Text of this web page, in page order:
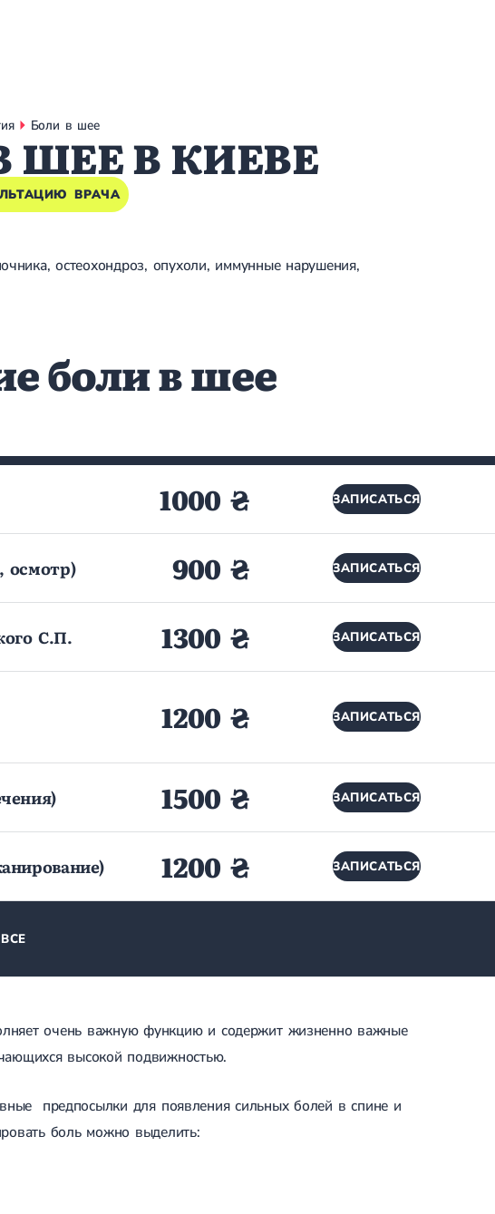
Боли в шее
ШЕЕ В КИЕВЕ
ВРАЧА
остеохондроз, опухоли, иммунные нарушения,
боли в шее
1000 ₴ ЗАПИСАТЬСЯ
осмотр) 900 ₴ ЗАПИСАТЬСЯ
С.П. 1300 ₴ ЗАПИСАТЬСЯ
1200 ₴ ЗАПИСАТЬСЯ
1500 ₴ ЗАПИСАТЬСЯ
1200 ₴ ЗАПИСАТЬСЯ
очень важную функцию и содержит жизненно важные
высокой подвижностью.
предпосылки для появления сильных болей в спине и
боль можно выделить: